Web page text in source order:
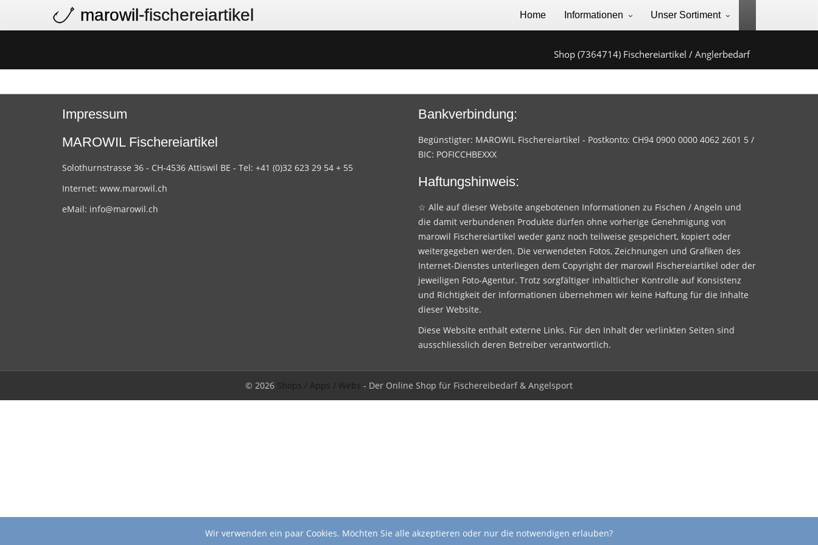
marowil-fischereiartikel Home Informationen Unser Sortiment
Shop (7364714) Fischereiartikel / Anglerbedarf
Impressum
MAROWIL Fischereiartikel
Solothurnstrasse 36 - CH-4536 Attiswil BE - Tel: +41 (0)32 623 29 54 + 55
Internet: www.marowil.ch
eMail: info@marowil.ch
Bankverbindung:
Begünstigter: MAROWIL Fischereiartikel - Postkonto: CH94 0900 0000 4062 2601 5 /
BIC: POFICCHBEXXX
Haftungshinweis:
☆ Alle auf dieser Website angebotenen Informationen zu Fischen / Angeln und
die damit verbundenen Produkte dürfen ohne vorherige Genehmigung von
marowil Fischereiartikel weder ganz noch teilweise gespeichert, kopiert oder
weitergegeben werden. Die verwendeten Fotos, Zeichnungen und Grafiken des
Internet-Dienstes unterliegen dem Copyright der marowil Fischereiartikel oder der
jeweiligen Foto-Agentur. Trotz sorgfältiger inhaltlicher Kontrolle auf Konsistenz
und Richtigkeit der Informationen übernehmen wir keine Haftung für die Inhalte
dieser Website.
Diese Website enthält externe Links. Für den Inhalt der verlinkten Seiten sind
ausschliesslich deren Betreiber verantwortlich.
© 2026 Shops / Apps / Webs - Der Online Shop für Fischereibedarf & Angelsport
Wir verwenden ein paar Cookies. Möchten Sie alle akzeptieren oder nur die notwendigen erlauben?